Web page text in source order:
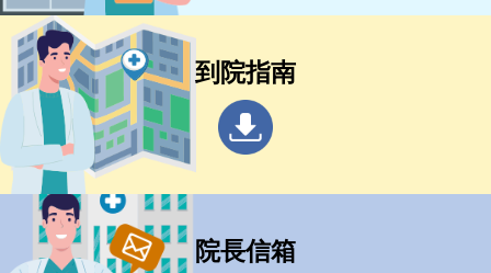
到院指南
院長信箱